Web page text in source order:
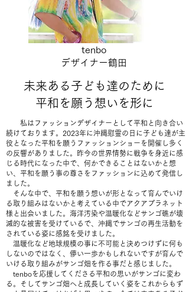
tenbo
デザイナー鶴田
未来ある子ども達のために
平和を願う想いを形に
私はファッションデザイナーとして平和と向き合い
続けております。2023年に沖縄慰霊の日に子ども達が主
役となった平和を願うファッションショーを開催し多く
の反響がありました。昨今の世界情勢に戦争を身近に感
じる時代になった中で、何かできることはないかと想
い、平和を願う事の尊さをファッションに込めて発信し
ました。
そんな中で、平和を願う想いが形となって育んでいけ
る取り組みはないかと考えている中でアクアプラネット
様と出会いました。海洋汚染や温暖化などサンゴ礁が壊
滅的な被害を受けているで、沖縄でサンゴの再生活動を
されている姿に感銘を受けました。
温暖化など地球規模の事に不可能と決めつけずに何も
しないのではなく、儚い一歩かもしれないですが育んで
いける取り組みがサンゴ畑を作る事だと感じました。
tenboを応援してくださる平和の思いがサンゴに変わ
る。そしてサンゴ畑へと成長していく姿をこれからもず